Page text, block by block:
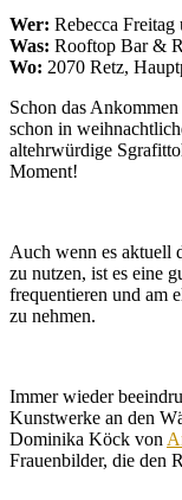
Wer: Rebecca Freitag
Was: Rooftop Bar &
Wo: 2070 Retz,
Schon das
schon in
altehrwürdige
Moment!
Auch wenn es aktuell
zu nutzen, ist es eine
frequentieren und am
zu nehmen.
Immer wieder
Kunstwerke an den
Dominika Köck von
Frauenbilder, die den